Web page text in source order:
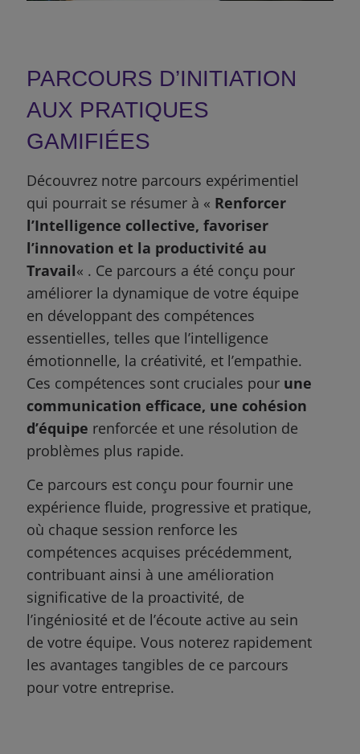
PARCOURS D’INITIATION
AUX PRATIQUES
GAMIFIÉES
Découvrez notre parcours expérimentiel
qui pourrait se résumer à « Renforcer
l’Intelligence collective, favoriser
l’innovation et la productivité au
Travail« . Ce parcours a été conçu pour
améliorer la dynamique de votre équipe
en développant des compétences
essentielles, telles que l’intelligence
émotionnelle, la créativité, et l’empathie.
Ces compétences sont cruciales pour une
communication efficace, une cohésion
d’équipe renforcée et une résolution de
problèmes plus rapide.
Ce parcours est conçu pour fournir une
expérience fluide, progressive et pratique,
où chaque session renforce les
compétences acquises précédemment,
contribuant ainsi à une amélioration
significative de la proactivité, de
l’ingéniosité et de l’écoute active au sein
de votre équipe. Vous noterez rapidement
les avantages tangibles de ce parcours
pour votre entreprise.